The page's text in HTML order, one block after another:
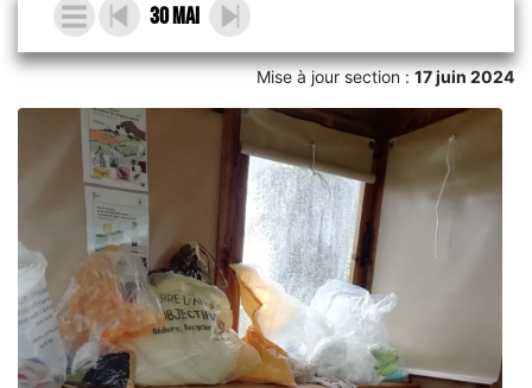
30 mai
Mise à jour section :17 juin 2024